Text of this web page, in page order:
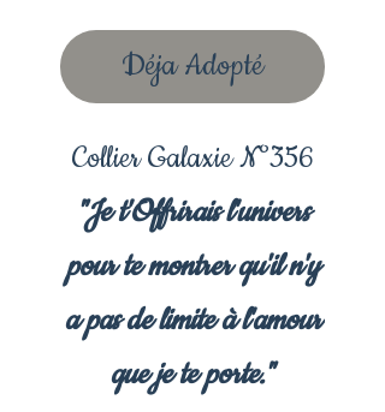
Déja Adopté
Collier Galaxie N°356
"Je t'Offrirais l'univers
pour te montrer qu'il n'y
a pas de limite à l'amour
que je te porte."